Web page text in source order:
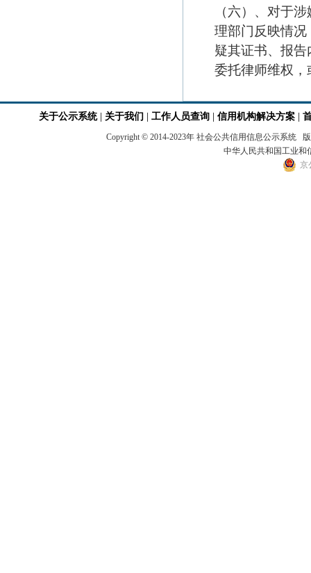
（六）、对于
理部门反映情
疑其证书、报
委托律师维权
关于公示系统| 关于我们 工作人员查询 信用机构解决方案
Copyright © 2014-2023年 社会公共信用信息公示系
中华人民共和国工业和
京